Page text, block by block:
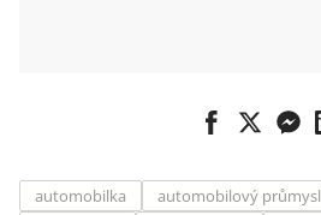
automobilka automobilový průmysl